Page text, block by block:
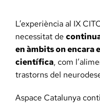
L’experiència al IX
necessitat de
en àmbits on encara
científica, com
trastorns del
Aspace Catalunya